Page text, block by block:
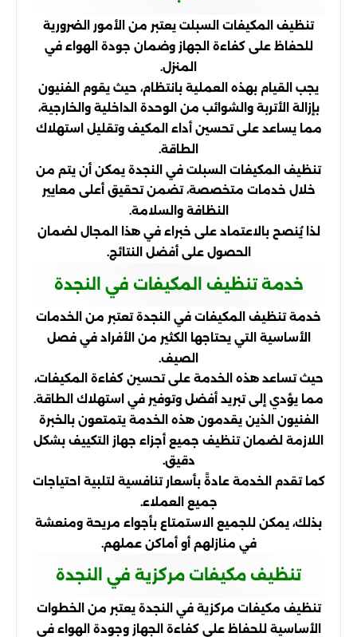
تنظيف المكيفات السبلت يعتبر من الأمور الضرورية
للحفاظ على كفاءة الجهاز وضمان جودة الهواء في
المنزل.
يجب القيام بهذه العملية بانتظام، حيث يقوم الفنيون
بإزالة الأتربة والشوائب من الوحدة الداخلية والخارجية،
مما يساعد على تحسين أداء المكيف وتقليل استهلاك
الطاقة.
تنظيف المكيفات السبلت في النجدة يمكن أن يتم من
خلال خدمات متخصصة، تضمن تحقيق أعلى معايير
النظافة والسلامة.
لذا يُنصح بالاعتماد على خبراء في هذا المجال لضمان
الحصول على أفضل النتائج.
خدمة تنظيف المكيفات في النجدة
خدمة تنظيف المكيفات في النجدة تعتبر من الخدمات
الأساسية التي يحتاجها الكثير من الأفراد في فصل
الصيف.
حيث تساعد هذه الخدمة على تحسين كفاءة المكيفات،
مما يؤدي إلى تبريد أفضل وتوفير في استهلاك الطاقة.
الفنيون الذين يقدمون هذه الخدمة يتمتعون بالخبرة
اللازمة لضمان تنظيف جميع أجزاء جهاز التكييف بشكل
دقيق.
كما تقدم الخدمة عادةً بأسعار تنافسية لتلبية احتياجات
جميع العملاء.
بذلك، يمكن للجميع الاستمتاع بأجواء مريحة ومنعشة
في منازلهم أو أماكن عملهم.
تنظيف مكيفات مركزية في النجدة
تنظيف مكيفات مركزية في النجدة يعتبر من الخطوات
الأساسية للحفاظ على كفاءة الجهاز وجودة الهواء في